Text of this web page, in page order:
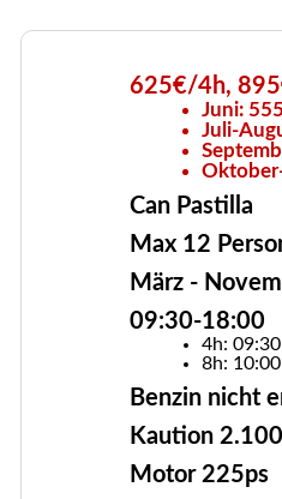
625€/4h,
Juni:
Juli-
Can Pastilla
Max 12
März -
09:30-18:00
4h:
8h:
Benzin nicht
Kaution
Motor 225ps